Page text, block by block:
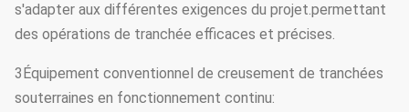
s'adapter aux différentes exigences du projet.permettant
des opérations de tranchée efficaces et précises.
3Équipement conventionnel de creusement de tranchées
souterraines en fonctionnement continu: